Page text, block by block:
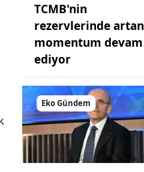
TCMB'nin
rezervlerinde artan
momentum devam
ediyor
Eko Gündem